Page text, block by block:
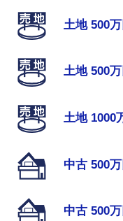
土地 500
土地 500
土地 1000
中古 500
中古 500